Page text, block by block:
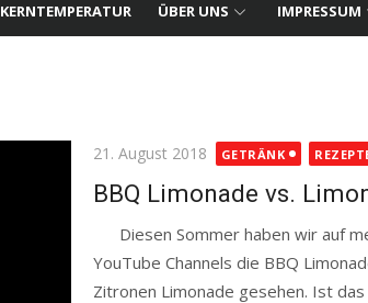
KERNTEMPERATUR ÜBER UNS IMPRESSUM
Posted
21. August 2018 GETRÄNK
BBQ Limonade vs.
Diesen Sommer haben wir auf
YouTube Channels die BBQ
Zitronen Limonade gesehen. Ist